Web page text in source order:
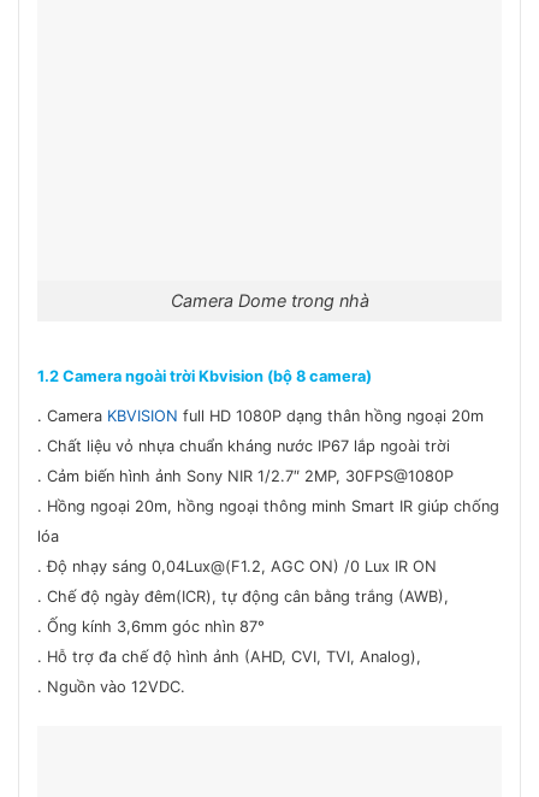
Camera Dome trong nhà
1.2 Camera ngoài trời Kbvision (bộ 8 camera)
. Camera KBVISION full HD 1080P dạng thân hồng ngoại 20m
. Chất liệu vỏ nhựa chuẩn kháng nước IP67 lắp ngoài trời
. Cảm biến hình ảnh Sony NIR 1/2.7″ 2MP, 30FPS@1080P
. Hồng ngoại 20m, hồng ngoại thông minh Smart IR giúp chống
lóa
. Độ nhạy sáng 0,04Lux@(F1.2, AGC ON) /0 Lux IR ON
. Chế độ ngày đêm(ICR), tự động cân bằng trắng (AWB),
. Ống kính 3,6mm góc nhìn 87°
. Hỗ trợ đa chế độ hình ảnh (AHD, CVI, TVI, Analog),
. Nguồn vào 12VDC.